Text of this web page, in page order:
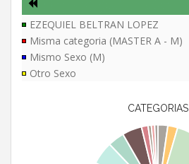
EZEQUIEL BELTRAN LOPEZ
Misma categoria (MASTER A - M)
Mismo Sexo (M)
Otro Sexo
CATEGORIAS